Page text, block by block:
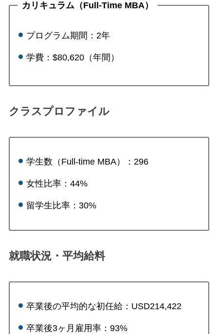
カリキュラム（Full-Time MBA）
プログラム期間：2年
学費：$80,620（年間）
クラスプロファイル
学生数（Full-time MBA）：296
女性比率：44%
留学生比率：30%
就職状況・平均給料
卒業後の平均的な初任給：USD214,422
卒業後3ヶ月雇用率：93%